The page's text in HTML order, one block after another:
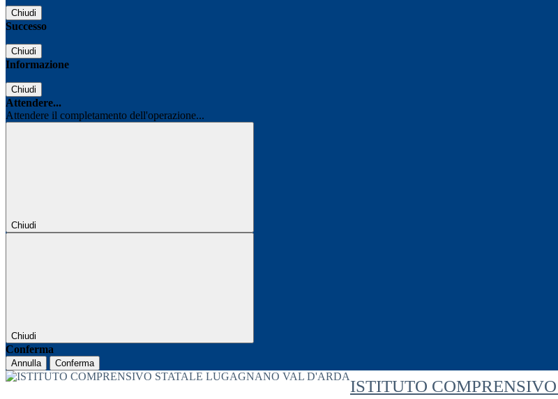
Chiudi
Successo
Chiudi
Informazione
Chiudi
Attendere...
Attendere il completamento dell'operazione...
Chiudi
Chiudi
Conferma
Annulla Conferma
ISTITUTO COMPRENSIVO